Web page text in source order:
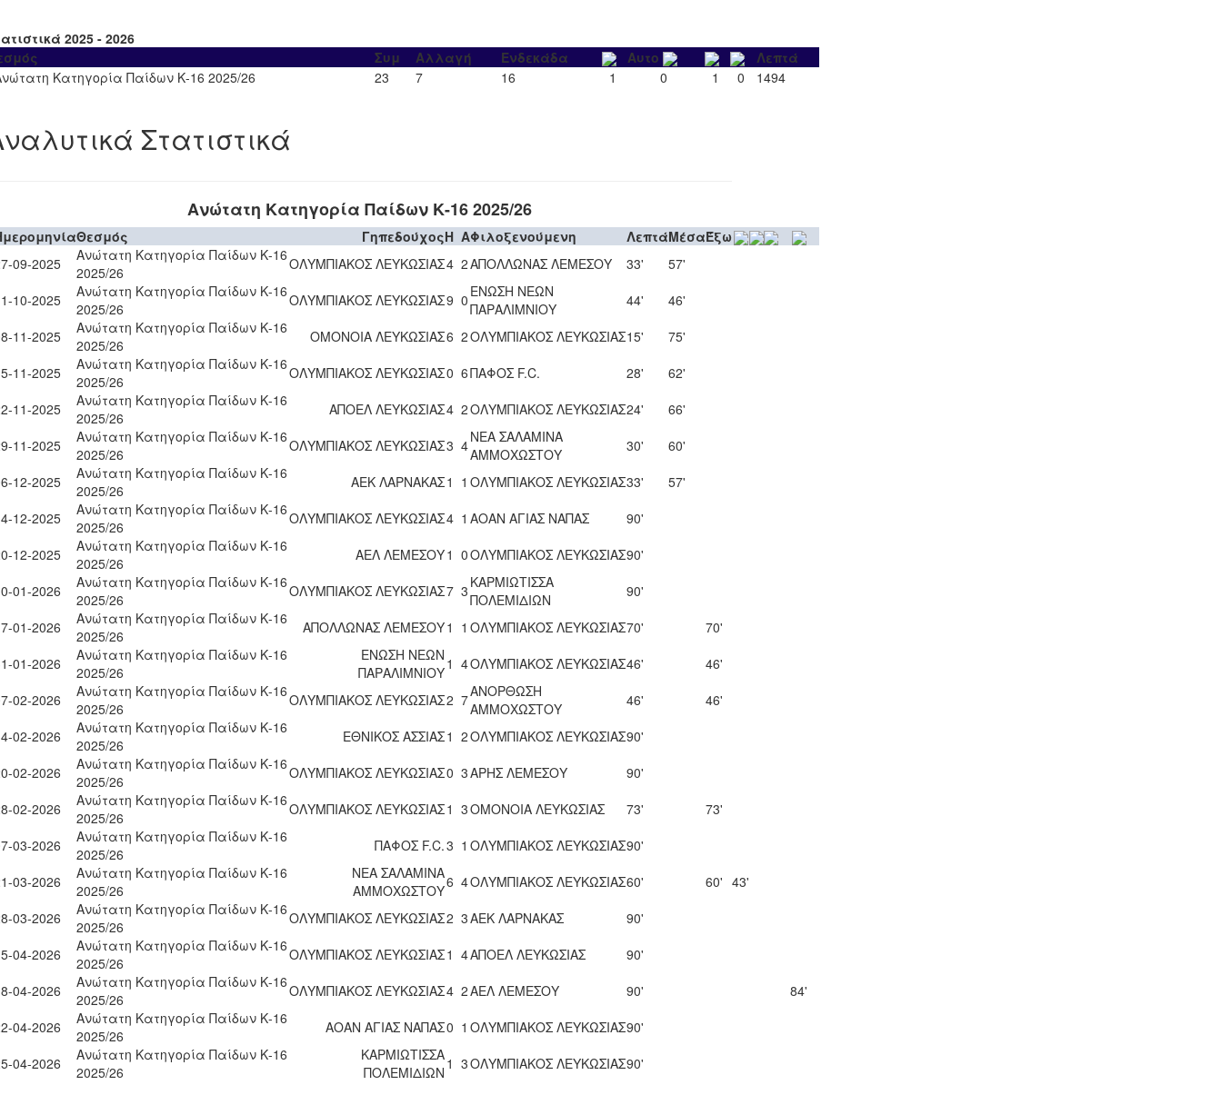
2025 - 2026
Συμ Αλλαγή Ενδεκάδα Αυτο
Λεπτά
Κατηγορία Παίδων Κ-16 2025/26
23 7 16 1 0 1 0 1494
Στατιστικά
Ανώτατη Κατηγορία Παίδων Κ-16 2025/26
Θεσμός ΓηπεδούχοςH AΦιλοξενούμενη ΛεπτάΜέσαΈξω
09-2025
Ανώτατη Κατηγορία Παίδων Κ-16
2025/26
ΟΛΥΜΠΙΑΚΟΣ ΛΕΥΚΩΣΙΑΣ4 2ΑΠΟΛΛΩΝΑΣ ΛΕΜΕΣΟΥ 33'
57'
10-2025
Ανώτατη Κατηγορία Παίδων Κ-16
2025/26
ΟΛΥΜΠΙΑΚΟΣ ΛΕΥΚΩΣΙΑΣ9 0 ΕΝΩΣΗ ΝΕΩΝ
ΠΑΡΑΛΙΜΝΙΟΥ
44'
46'
11-2025
Ανώτατη Κατηγορία Παίδων Κ-16
2025/26
ΟΜΟΝΟΙΑ ΛΕΥΚΩΣΙΑΣ6 2ΟΛΥΜΠΙΑΚΟΣ ΛΕΥΚΩΣΙΑΣ15'
75'
11-2025
Ανώτατη Κατηγορία Παίδων Κ-16
2025/26
ΟΛΥΜΠΙΑΚΟΣ ΛΕΥΚΩΣΙΑΣ0 6ΠΑΦΟΣ F.C. 28'
62'
11-2025
Ανώτατη Κατηγορία Παίδων Κ-16
2025/26
ΑΠΟΕΛ ΛΕΥΚΩΣΙΑΣ4 2ΟΛΥΜΠΙΑΚΟΣ ΛΕΥΚΩΣΙΑΣ24'
66'
11-2025
Ανώτατη Κατηγορία Παίδων Κ-16
2025/26
ΟΛΥΜΠΙΑΚΟΣ ΛΕΥΚΩΣΙΑΣ3 4ΝΕΑ ΣΑΛΑΜΙΝΑ
ΑΜΜΟΧΩΣΤΟΥ
30'
60'
12-2025
Ανώτατη Κατηγορία Παίδων Κ-16
2025/26
ΑΕΚ ΛΑΡΝΑΚΑΣ1 1 ΟΛΥΜΠΙΑΚΟΣ ΛΕΥΚΩΣΙΑΣ33'
57'
12-2025
Ανώτατη Κατηγορία Παίδων Κ-16
2025/26
ΟΛΥΜΠΙΑΚΟΣ ΛΕΥΚΩΣΙΑΣ4 1 ΑΟΑΝ ΑΓΙΑΣ ΝΑΠΑΣ
90'
12-2025
Ανώτατη Κατηγορία Παίδων Κ-16
2025/26
ΑΕΛ ΛΕΜΕΣΟΥ1 0ΟΛΥΜΠΙΑΚΟΣ ΛΕΥΚΩΣΙΑΣ90'
01-2026
Ανώτατη Κατηγορία Παίδων Κ-16
2025/26
ΟΛΥΜΠΙΑΚΟΣ ΛΕΥΚΩΣΙΑΣ7 3 ΚΑΡΜΙΩΤΙΣΣΑ
ΠΟΛΕΜΙΔΙΩΝ
90'
01-2026
Ανώτατη Κατηγορία Παίδων Κ-16
2025/26
ΑΠΟΛΛΩΝΑΣ ΛΕΜΕΣΟΥ1 1 ΟΛΥΜΠΙΑΚΟΣ ΛΕΥΚΩΣΙΑΣ70'
70'
01-2026
Ανώτατη Κατηγορία Παίδων Κ-16
2025/26
ΕΝΩΣΗ ΝΕΩΝ
ΠΑΡΑΛΙΜΝΙΟΥ1 4ΟΛΥΜΠΙΑΚΟΣ ΛΕΥΚΩΣΙΑΣ46'
46'
02-2026
Ανώτατη Κατηγορία Παίδων Κ-16
2025/26
ΟΛΥΜΠΙΑΚΟΣ ΛΕΥΚΩΣΙΑΣ2 7ΑΝΟΡΘΩΣΗ
ΑΜΜΟΧΩΣΤΟΥ
46'
46'
02-2026
Ανώτατη Κατηγορία Παίδων Κ-16
2025/26
ΕΘΝΙΚΟΣ ΑΣΣΙΑΣ1 2ΟΛΥΜΠΙΑΚΟΣ ΛΕΥΚΩΣΙΑΣ90'
02-2026
Ανώτατη Κατηγορία Παίδων Κ-16
2025/26
ΟΛΥΜΠΙΑΚΟΣ ΛΕΥΚΩΣΙΑΣ0 3ΑΡΗΣ ΛΕΜΕΣΟΥ
90'
02-2026
Ανώτατη Κατηγορία Παίδων Κ-16
2025/26
ΟΛΥΜΠΙΑΚΟΣ ΛΕΥΚΩΣΙΑΣ1 3ΟΜΟΝΟΙΑ ΛΕΥΚΩΣΙΑΣ 73'
73'
03-2026
Ανώτατη Κατηγορία Παίδων Κ-16
2025/26
ΠΑΦΟΣ F.C.3 1 ΟΛΥΜΠΙΑΚΟΣ ΛΕΥΚΩΣΙΑΣ90'
03-2026
Ανώτατη Κατηγορία Παίδων Κ-16
2025/26
ΝΕΑ ΣΑΛΑΜΙΝΑ
ΑΜΜΟΧΩΣΤΟΥ6 4ΟΛΥΜΠΙΑΚΟΣ ΛΕΥΚΩΣΙΑΣ60' 60' 43'
03-2026
Ανώτατη Κατηγορία Παίδων Κ-16
2025/26
ΟΛΥΜΠΙΑΚΟΣ ΛΕΥΚΩΣΙΑΣ2 3ΑΕΚ ΛΑΡΝΑΚΑΣ
90'
04-2026
Ανώτατη Κατηγορία Παίδων Κ-16
2025/26
ΟΛΥΜΠΙΑΚΟΣ ΛΕΥΚΩΣΙΑΣ1 4ΑΠΟΕΛ ΛΕΥΚΩΣΙΑΣ
90'
04-2026
Ανώτατη Κατηγορία Παίδων Κ-16
2025/26
ΟΛΥΜΠΙΑΚΟΣ ΛΕΥΚΩΣΙΑΣ4 2ΑΕΛ ΛΕΜΕΣΟΥ 90'
84'
04-2026
Ανώτατη Κατηγορία Παίδων Κ-16
2025/26
ΑΟΑΝ ΑΓΙΑΣ ΝΑΠΑΣ0 1 ΟΛΥΜΠΙΑΚΟΣ ΛΕΥΚΩΣΙΑΣ90'
04-2026
Ανώτατη Κατηγορία Παίδων Κ-16
2025/26
ΚΑΡΜΙΩΤΙΣΣΑ
ΠΟΛΕΜΙΔΙΩΝ 1 3ΟΛΥΜΠΙΑΚΟΣ ΛΕΥΚΩΣΙΑΣ90'